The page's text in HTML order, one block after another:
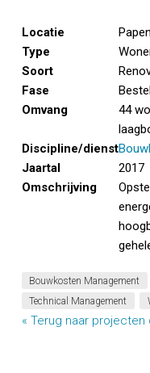
Locatie
Type
Soort
Fase
Omvang
44
Discipline/dienst
Jaartal
2017
Omschrijving
Bouwkosten Management
Technical Management
« Terug naar